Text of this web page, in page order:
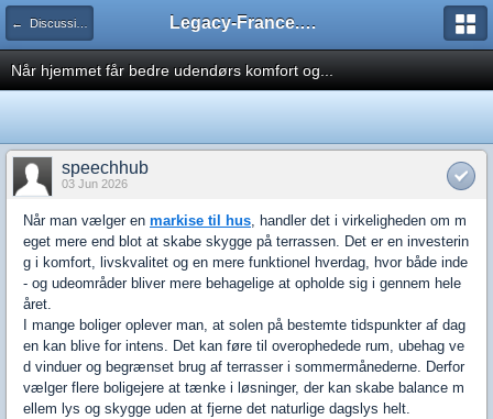
← Discussion Générale Legacy-France.org - Forum
Når hjemmet får bedre udendørs komfort og...
speechhub
03 Jun 2026
Når man vælger en markise til hus, handler det i virkeligheden om m
eget mere end blot at skabe skygge på terrassen. Det er en investerin
g i komfort, livskvalitet og en mere funktionel hverdag, hvor både inde
- og udeområder bliver mere behagelige at opholde sig i gennem hele
året.
I mange boliger oplever man, at solen på bestemte tidspunkter af dag
en kan blive for intens. Det kan føre til overophedede rum, ubehag ve
d vinduer og begrænset brug af terrasser i sommermånederne. Derfor
vælger flere boligejere at tænke i løsninger, der kan skabe balance m
ellem lys og skygge uden at fjerne det naturlige dagslys helt.